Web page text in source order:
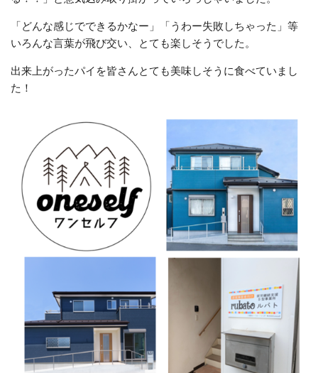
「どんな感じでできるかなー」「うわー失敗しちゃった」等
いろんな言葉が飛び交い、とても楽しそうでした。
出来上がったパイを皆さんとても美味しそうに食べていまし
た！